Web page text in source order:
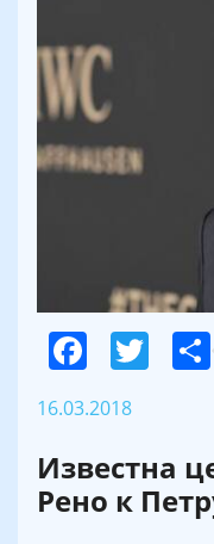
16.03.2018
Известна
Рено к